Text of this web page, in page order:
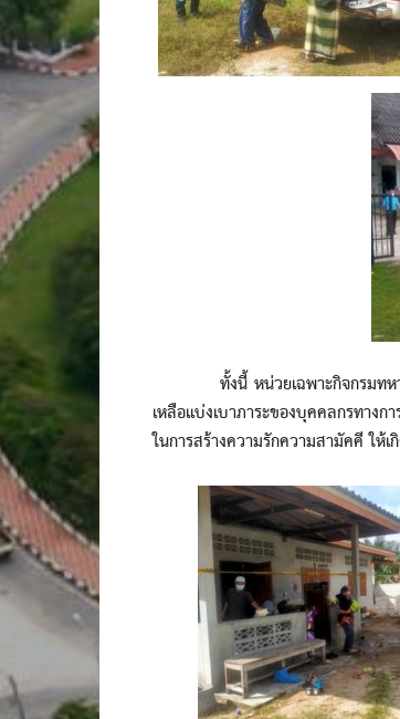
ทั้งนี้ หน่วยเฉพาะกิจกรมทหารพ
เหลือแบ่งเบาภาระของบุคคลกรทาง
ในการสร้างความรักความสามัคคี ใ